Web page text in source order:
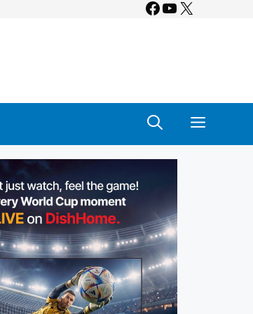
Facebook
YouTube
X